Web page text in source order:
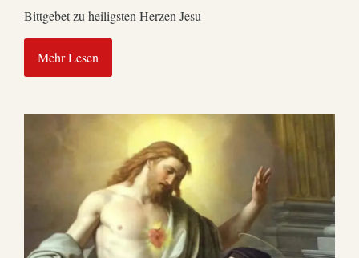
Bittgebet zu heiligsten Herzen Jesu
Mehr Lesen